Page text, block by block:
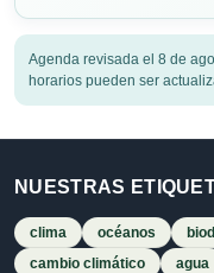
Agenda revisada el 8 de
horarios pueden ser
NUESTRAS
clima océanos
cambio climático
agua